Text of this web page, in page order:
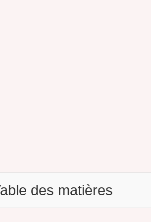
des matières